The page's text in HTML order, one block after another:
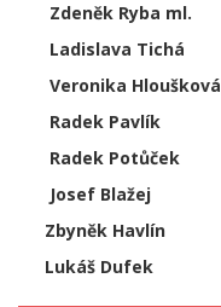
Zdeněk Ryba ml.
Ladislava Tichá
Veronika Hloušková
Radek Pavlík
Radek Potůček
Josef Blažej
Zbyněk Havlín
Lukáš Dufek